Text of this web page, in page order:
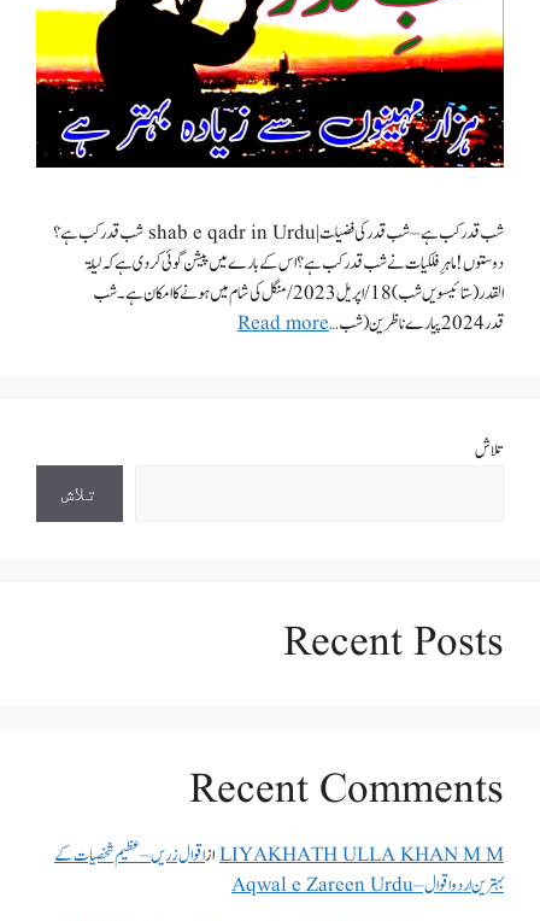
شب قدر کب ہے – شب قدر کی فضیلت | shab e qadr in Urdu شب قدر کب ہے؟
دوستوں! ماہرِ فلکیات نے شب قدر کب ہے ؟اس کے بارے میں پیشن گوئی کردی ہے کہ لیلۃ
القدر(ستائیسویں شب) 18/ اپریل 2023/ منگل کی شام میں ہونے کا امکان ہے۔ شب
قدر 2024 پیارے ناظرین (شب …
Read more
تلاش
تلاش
Recent Posts
Recent Comments
LIYAKHATH ULLA KHAN M Mازاقوال زریں – عظیم شخصیات کے
بہترین اردو اقوال – Aqwal e Zareen Urdu